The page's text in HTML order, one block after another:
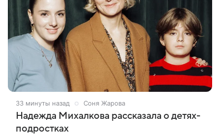
33 минуты назад Соня Жарова
Надежда Михалкова рассказала о детях-
подростках